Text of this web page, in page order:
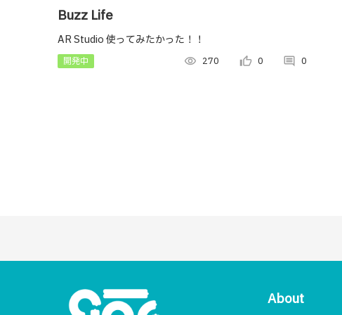
Buzz Life
AR Studio 使ってみたかった！！
開発中 visibility 270 thumb_up_alt 0 comment 0
About